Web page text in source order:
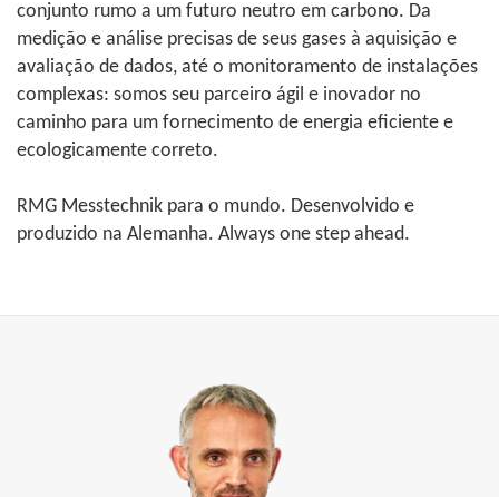
conjunto rumo a um futuro neutro em carbono. Da
medição e análise precisas de seus gases à aquisição e
avaliação de dados, até o monitoramento de instalações
complexas: somos seu parceiro ágil e inovador no
caminho para um fornecimento de energia eficiente e
ecologicamente correto.
RMG Messtechnik para o mundo. Desenvolvido e
produzido na Alemanha. Always one step ahead.